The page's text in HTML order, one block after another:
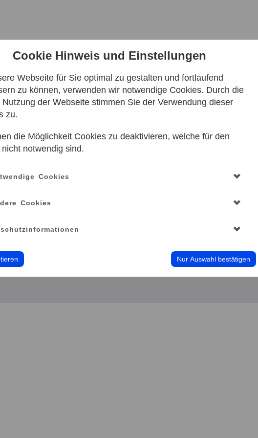
Cookie Hinweis und Einstellungen
Webseite für Sie optimal zu gestalten und fortlaufend
zu können, verwenden wir notwendige Cookies. Durch die
Nutzung der Webseite stimmen Sie der Verwendung dieser
zu.
die Möglichkeit Cookies zu deaktivieren, welche für den
notwendig sind.
Cookies
Cookies
Nur Auswahl bestätigen